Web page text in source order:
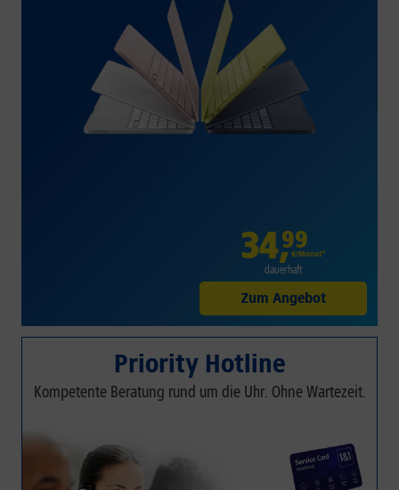
34,99
€/Monat*
dauerhaft
Zum Angebot
Priority Hotline
Kompetente Beratung rund um die Uhr. Ohne Wartezeit.